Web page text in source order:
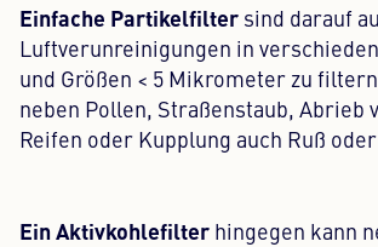
Einfache Partikelfilter sind darauf
Luftverunreinigungen in
und Größen < 5 Mikrometer zu
neben Pollen, Straßenstaub, Abrieb
Reifen oder Kupplung auch Ruß
Ein Aktivkohlefilter hingegen kann